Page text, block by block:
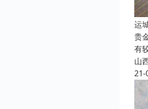
运
贵
有
山
21-